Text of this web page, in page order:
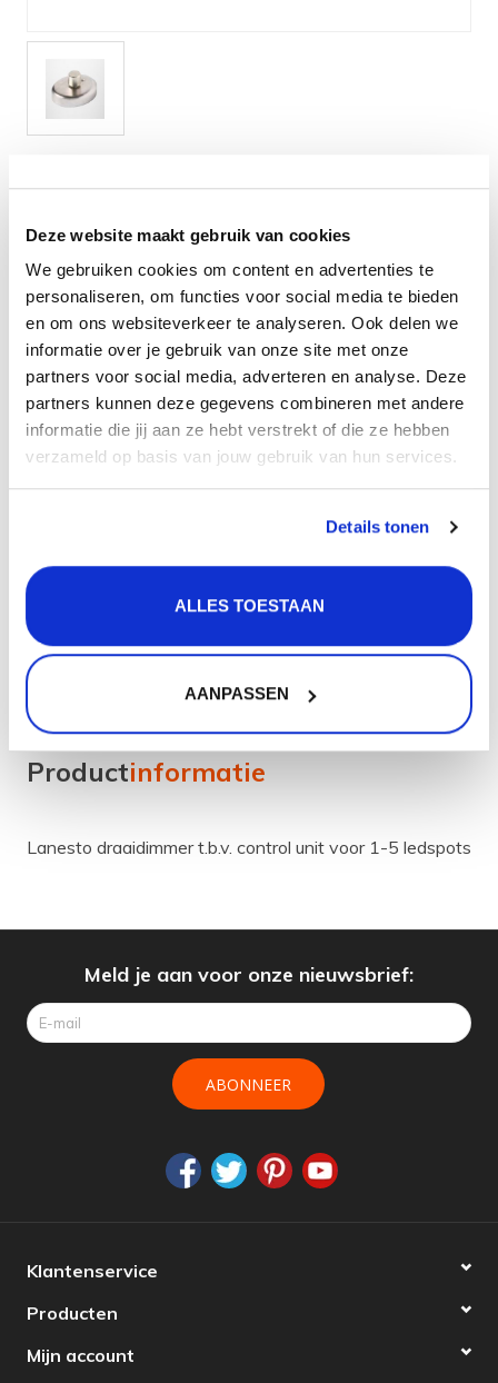
Deze website maakt gebruik van cookies
We gebruiken cookies om content en advertenties te
personaliseren, om functies voor social media te bieden
en om ons websiteverkeer te analyseren. Ook delen we
informatie over je gebruik van onze site met onze
partners voor social media, adverteren en analyse. Deze
partners kunnen deze gegevens combineren met andere
informatie die jij aan ze hebt verstrekt of die ze hebben
verzameld op basis van jouw gebruik van hun services.
Details tonen
ALLES TOESTAAN
AANPASSEN
Wastafels
$$$ ACTIES $$$
Lanesto draaidimmer t.b.v. control unit voor 1-5 ledspots
Levertijd:Direct leverbaar
27,50
+
-
TOEVOEGEN
Aan verlanglijst toevoegen
retourneren
30 dagenbedenktijd
Productinformatie
Lanesto draaidimmer t.b.v. control unit voor 1-5 ledspots
Meld je aan voor onze nieuwsbrief:
ABONNEER
Klantenservice
Producten
Mijn account